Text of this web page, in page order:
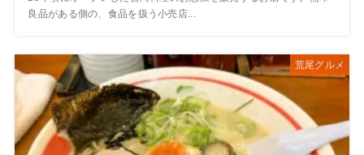
良品がある側の、食品を扱う小売店...
荒尾グルメ